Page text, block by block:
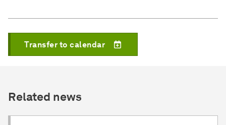
Transfer to calendar
Related news